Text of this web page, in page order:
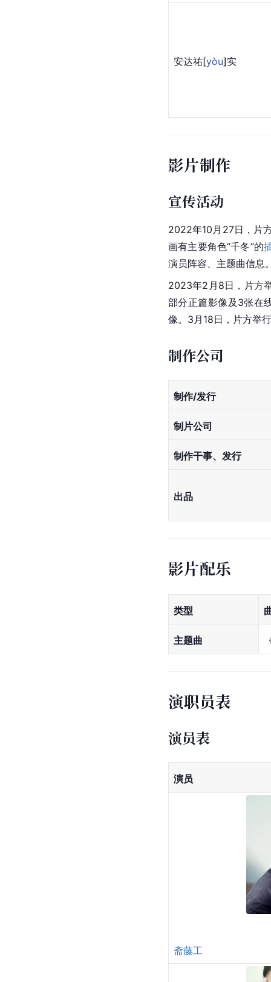
安达祐[yòu]实
影片制作
宣传活动
2022年10月27日，片
画有主要角色“千冬”的
演员阵容、主题曲信息
2023年2月8日，片方
部分正篇影像及3张在
像。3月18日，片方举
制作公司
制作/发行
制片公司
制作干事、发行
出品
影片配乐
类型
主题曲
演职员表
演员表
演员
斋藤工